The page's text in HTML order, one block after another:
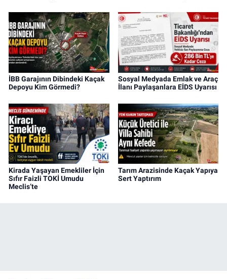
İBB Garajının Dibindeki Kaçak
Depoyu Kim Görmedi?
Sosyal Medyada Emlak ve Araç
İlanı Paylaşanlara EİDS Uyarısı
Kirada Yaşayan Emekliler İçin
Sıfır Faizli TOKİ Umudu
Meclis’te
Tarım Arazisinde Kaçak Yapıya
Sert Yaptırım